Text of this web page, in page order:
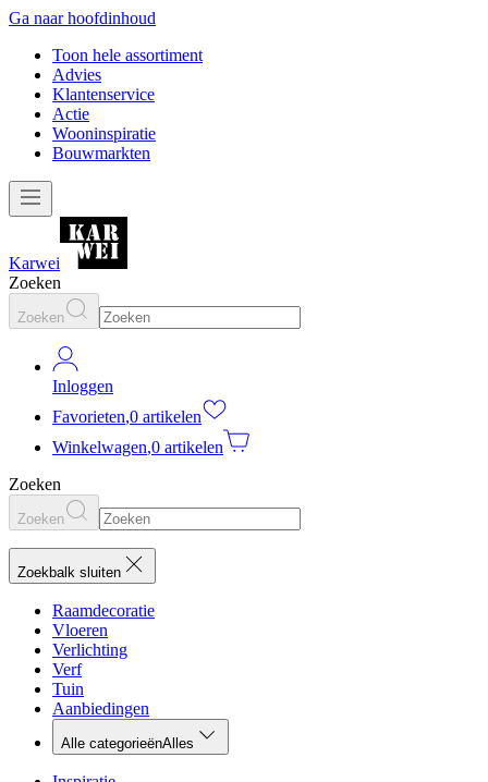
Ga naar hoofdinhoud
Toon hele assortiment
Advies
Klantenservice
Actie
Wooninspiratie
Bouwmarkten
Karwei
Zoeken
Zoeken
Inloggen
Favorieten,0 artikelen
Winkelwagen,0 artikelen
Zoeken
Zoeken
Zoekbalk sluiten
Raamdecoratie
Vloeren
Verlichting
Verf
Tuin
Aanbiedingen
Alle categorieënAlles